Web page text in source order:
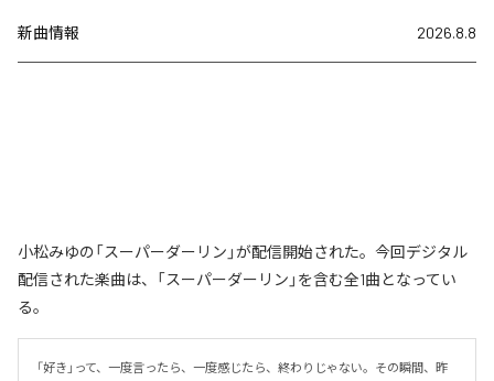
新曲情報 2026.8.8
小松みゆの「スーパーダーリン」が配信開始された。今回デジタル
配信された楽曲は、「スーパーダーリン」を含む全1曲となってい
る。
「好き」って、一度言ったら、一度感じたら、終わりじゃない。その瞬間、昨